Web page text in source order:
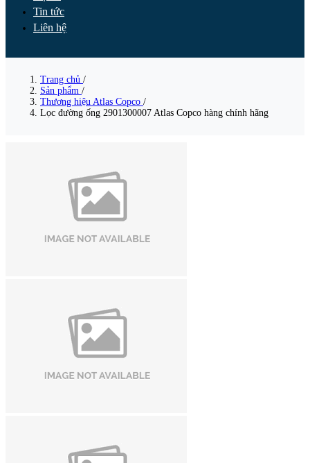
Tin tức
Liên hệ
Trang chủ /
Sản phẩm /
Thương hiệu Atlas Copco /
Lọc đường ống 2901300007 Atlas Copco hàng chính hãng